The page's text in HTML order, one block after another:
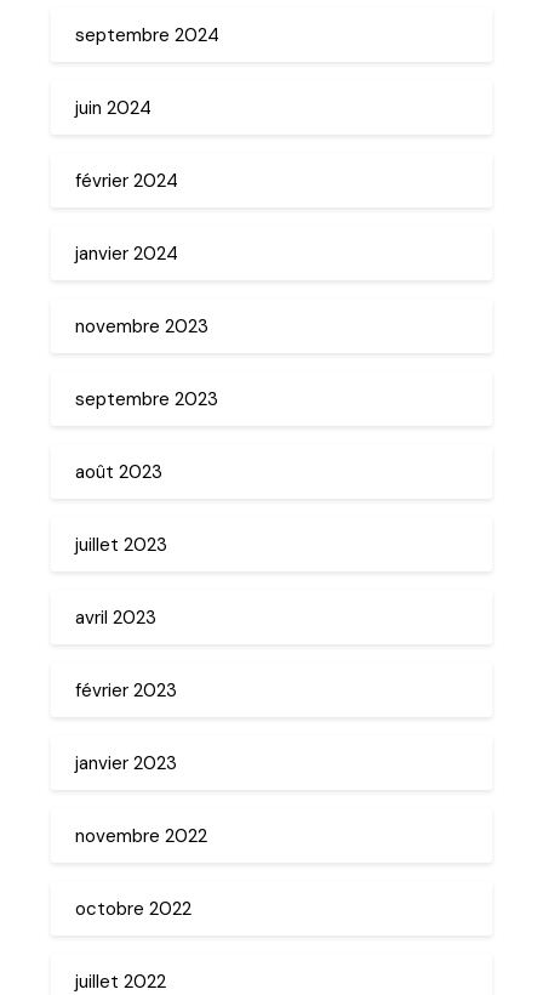
septembre 2024
juin 2024
février 2024
janvier 2024
novembre 2023
septembre 2023
août 2023
juillet 2023
avril 2023
février 2023
janvier 2023
novembre 2022
octobre 2022
juillet 2022